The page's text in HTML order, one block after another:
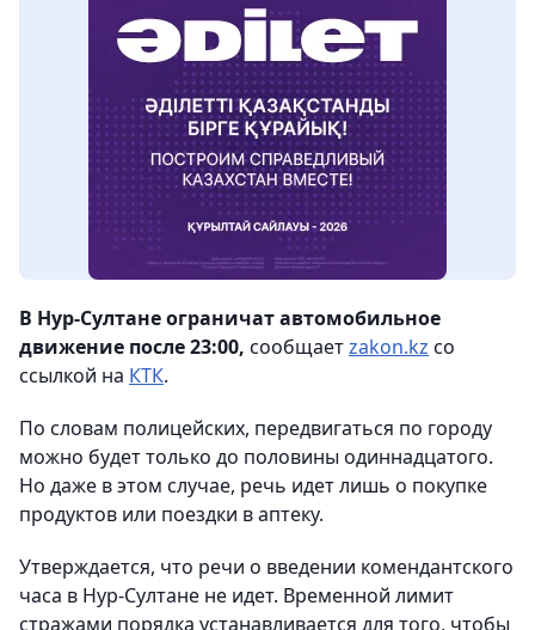
В Нур-Султане ограничат автомобильное
движение после 23:00, сообщаетzakon.kz со
ссылкой на КТК.
По словам полицейских, передвигаться по городу
можно будет только до половины одиннадцатого.
Но даже в этом случае, речь идет лишь о покупке
продуктов или поездки в аптеку.
Утверждается, что речи о введении комендантского
часа в Нур-Султане не идет. Временной лимит
стражами порядка устанавливается для того, чтобы